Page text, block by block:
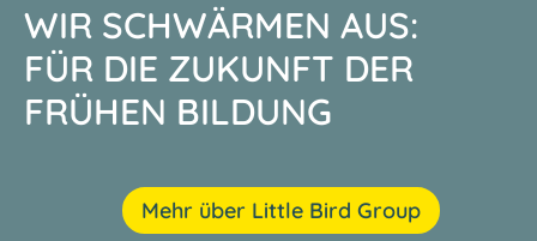
WIR SCHWÄRMEN AUS:
FÜR DIE ZUKUNFT DER
FRÜHEN BILDUNG
Mehr über Little Bird Group